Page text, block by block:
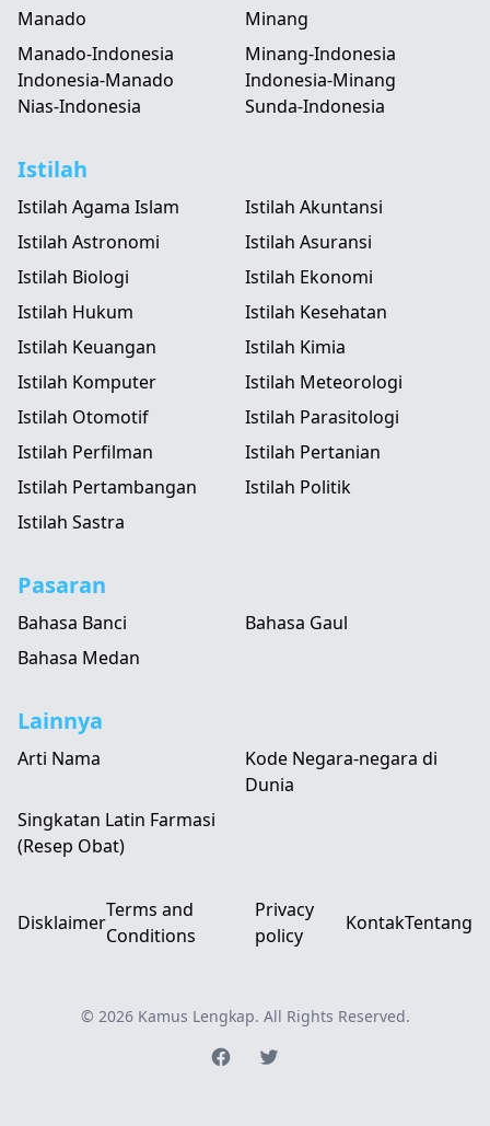
Manado
Manado-Indonesia
Indonesia-Manado
Minang
Minang-Indonesia
Indonesia-Minang
Nias-Indonesia
Sunda-Indonesia
Istilah
Istilah Agama Islam
Istilah Akuntansi
Istilah Astronomi
Istilah Asuransi
Istilah Biologi
Istilah Ekonomi
Istilah Hukum
Istilah Kesehatan
Istilah Keuangan
Istilah Kimia
Istilah Komputer
Istilah Meteorologi
Istilah Otomotif
Istilah Parasitologi
Istilah Perfilman
Istilah Pertanian
Istilah Pertambangan
Istilah Politik
Istilah Sastra
Pasaran
Bahasa Banci
Bahasa Gaul
Bahasa Medan
Lainnya
Arti Nama
Kode Negara-negara di
Dunia
Singkatan Latin Farmasi
(Resep Obat)
Disklaimer
Terms and
Conditions
Privacy
policy
KontakTentang
© 2026 Kamus Lengkap. All Rights Reserved.